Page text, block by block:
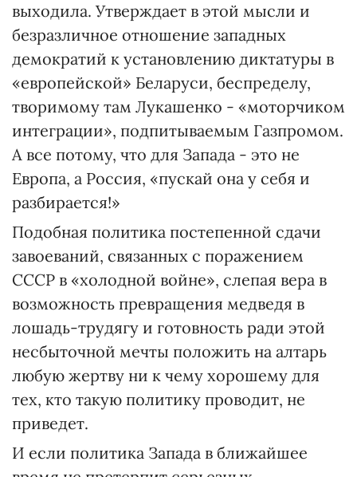
выходила. Утверждает в этой мысли и
безразличное отношение западных
демократий к установлению диктатуры в
«европейской» Беларуси, беспределу,
творимому там Лукашенко - «моторчиком
интеграции», подпитываемым Газпромом.
А все потому, что для Запада - это не
Европа, а Россия, «пускай она у себя и
разбирается!»
Подобная политика постепенной сдачи
завоеваний, связанных с поражением
СССР в «холодной войне», слепая вера в
возможность превращения медведя в
лошадь-трудягу и готовность ради этой
несбыточной мечты положить на алтарь
любую жертву ни к чему хорошему для
тех, кто такую политику проводит, не
приведет.
И если политика Запада в ближайшее